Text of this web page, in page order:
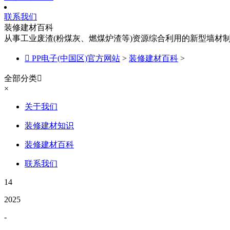
联系我们
装修建材百科
从事工业废渣(粉煤灰、燃煤炉渣等)资源综合利用的新型墙材
 PP电子(中国区)官方网站 > 装修建材百科 >
全部分类
×
关于我们
装修建材知识
装修建材百科
联系我们
14
2025
-